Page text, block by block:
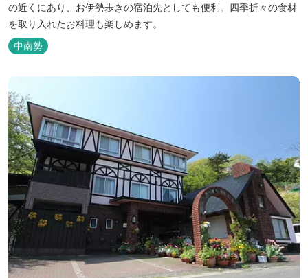
の近くにあり、お伊勢歩きの宿泊先としても便利。四季折々の食材
を取り入れたお料理も楽しめます。
中南勢